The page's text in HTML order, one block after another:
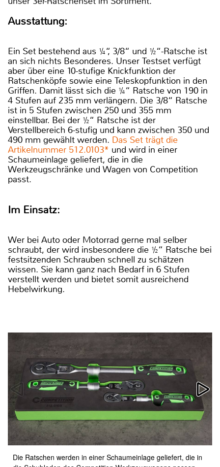
Ausstattung:
Ein Set bestehend aus ¼“, 3/8“ und ½“-Ratsche ist
an sich nichts Besonderes. Unser Testset verfügt
aber über eine 10-stufige Knickfunktion der
Ratschenköpfe sowie eine Teleskopfunktion in den
Griffen. Damit lässt sich die ¼“ Ratsche von 190 in
4 Stufen auf 235 mm verlängern. Die 3/8“ Ratsche
ist in 5 Stufen zwischen 250 und 355 mm
einstellbar. Bei der ½“ Ratsche ist der
Verstellbereich 6-stufig und kann zwischen 350 und
490 mm gewählt werden. Das Set trägt die
Artikelnummer 512.0103* und wird in einer
Schaumeinlage geliefert, die in die
Werkzeugschränke und Wagen von Competition
passt.
Im Einsatz:
Wer bei Auto oder Motorrad gerne mal selber
schraubt, der wird insbesondere die ½“ Ratsche bei
festsitzenden Schrauben schnell zu schätzen
wissen. Sie kann ganz nach Bedarf in 6 Stufen
verstellt werden und bietet somit ausreichend
Hebelwirkung.
Die Ratschen werden in einer Schaumeinlage geliefert, die in